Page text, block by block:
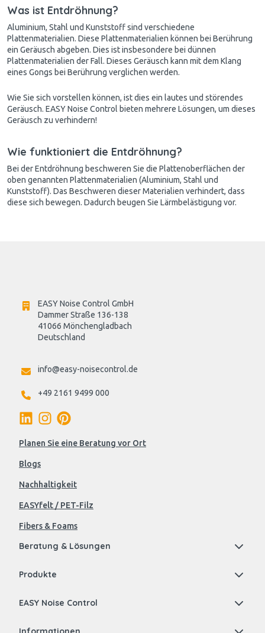
Was ist Entdröhnung?
Aluminium, Stahl und Kunststoff sind verschiedene
Plattenmaterialien. Diese Plattenmaterialien können bei Berührung
ein Geräusch abgeben. Dies ist insbesondere bei dünnen
Plattenmaterialien der Fall. Dieses Geräusch kann mit dem Klang
eines Gongs bei Berührung verglichen werden.
Wie Sie sich vorstellen können, ist dies ein lautes und störendes
Geräusch. EASY Noise Control bieten mehrere Lösungen, um dieses
Geräusch zu verhindern!
Wie funktioniert die Entdröhnung?
Bei der Entdröhnung beschweren Sie die Plattenoberflächen der
oben genannten Plattenmaterialien (Aluminium, Stahl und
Kunststoff). Das Beschweren dieser Materialien verhindert, dass
diese sich bewegen. Dadurch beugen Sie Lärmbelästigung vor.
EASY Noise Control GmbH
Dammer Straße 136-138
41066 Mönchengladbach
Deutschland
info@easy-noisecontrol.de
+49 2161 9499 000
Planen Sie eine Beratung vor Ort
Blogs
Nachhaltigkeit
EASYfelt / PET-Filz
Fibers & Foams
Beratung & Lösungen
Produkte
EASY Noise Control